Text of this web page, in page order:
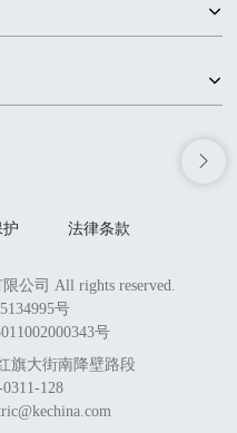
护 法律条款
公司 All rights reserved.
号
号
旗大街南降壁路段
0311-128